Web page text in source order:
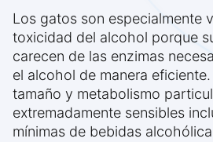
Los gatos son especialmente
toxicidad del alcohol porque
carecen de las enzimas
el alcohol de manera
tamaño y metabolismo
extremadamente sensibles
mínimas de bebidas